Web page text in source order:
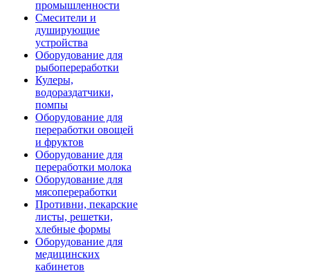
промышленности
Смесители и
душирующие
устройства
Оборудование для
рыбопереработки
Кулеры,
водораздатчики,
помпы
Оборудование для
переработки овощей
и фруктов
Оборудование для
переработки молока
Оборудование для
мясопереработки
Противни, пекарские
листы, решетки,
хлебные формы
Оборудование для
медицинских
кабинетов